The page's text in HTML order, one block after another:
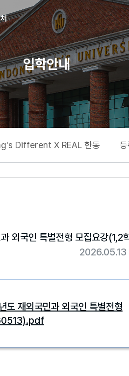
입학안내
Different X REAL 한동
외국인 특별전형 모집요강(1,2
도 재외국민과 외국인 특별전형